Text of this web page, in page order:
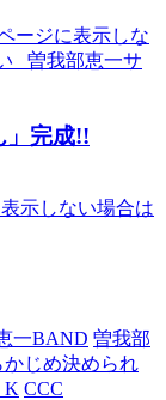
ージに表示しな
_曽我部恵一サ
」完成!!
表示しない場合は
一BAND 曽我部
じめ決められ
K CCC